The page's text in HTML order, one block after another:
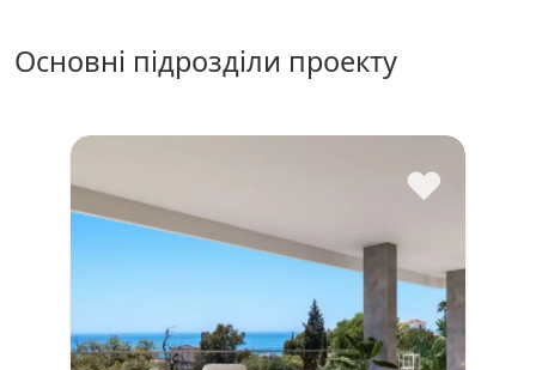
Основні підрозділи проекту
♥